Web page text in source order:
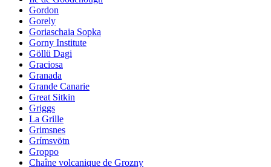
Gordon
Gorely
Goriaschaia Sopka
Gorny Institute
Göllü Dagi
Graciosa
Granada
Grande Canarie
Great Sitkin
Griggs
La Grille
Grimsnes
Grímsvötn
Groppo
Chaîne volcanique de Grozny